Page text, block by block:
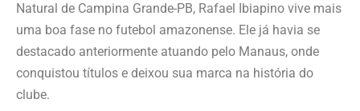
Natural de Campina Grande-PB, Rafael Ibiapino vive mais
uma boa fase no futebol amazonense. Ele já havia se
destacado anteriormente atuando pelo Manaus, onde
conquistou títulos e deixou sua marca na história do
clube.